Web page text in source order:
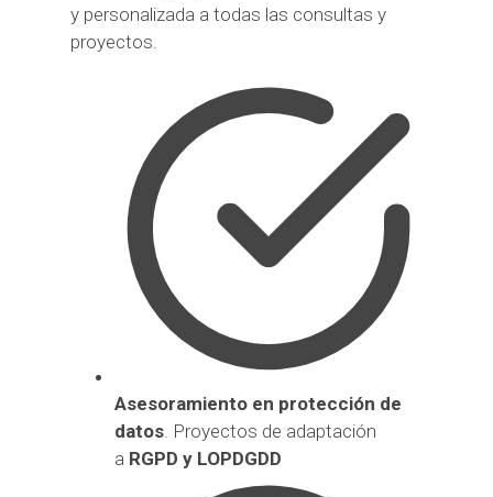
y personalizada a todas las consultas y
proyectos.
Asesoramiento en protección de
datos. Proyectos de adaptación
a RGPD y LOPDGDD